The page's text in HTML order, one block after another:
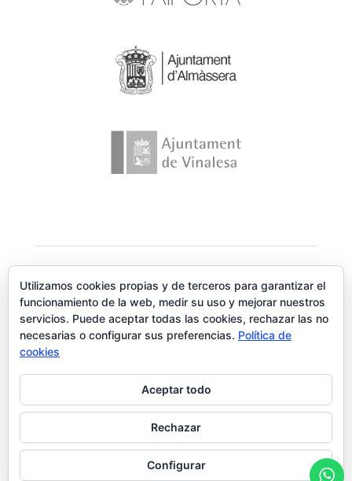
Utilizamos cookies propias y de terceros para garantizar el
funcionamiento de la web, medir su uso y mejorar nuestros
servicios. Puede aceptar todas las cookies, rechazar las no
necesarias o configurar sus preferencias. Política de
cookies
Aceptar todo
Rechazar
Configurar